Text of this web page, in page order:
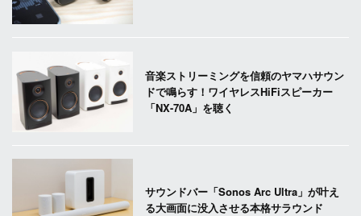
音楽ストリーミングを信頼のヤマハサウン
ドで鳴らす！ワイヤレスHiFiスピーカー
「NX-70A」を聴く
サウンドバー「Sonos Arc Ultra」が叶え
る大画面に没入させる本格サラウンド